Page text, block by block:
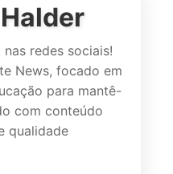
redes sociais!
News, focado em
para mantê-
com conteúdo
qualidade